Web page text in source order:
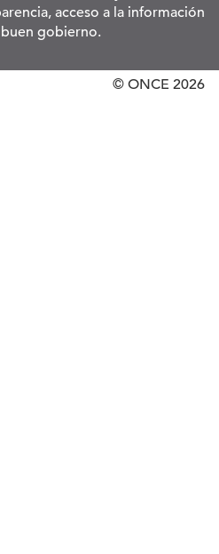
acceso a la información
gobierno.
© ONCE 2026